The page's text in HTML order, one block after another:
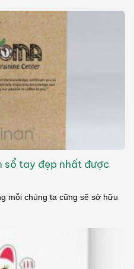
sổ tay đẹp nhất được
mỗi chúng ta cũng sẽ sở hữu